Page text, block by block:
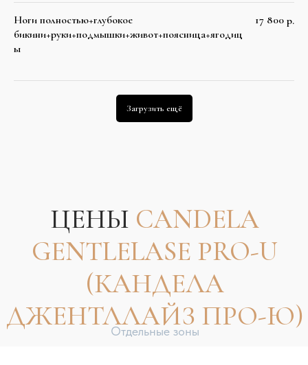
Ноги полностью+глубокое
бикини+руки+подмышки+живот+поясница+ягодиц
ы
17 800 р.
Загрузить ещё
Подробнее
ПОДЗЕМНАЯ
АВТОМОБИЛЬНАЯ
ПАРКОВКА